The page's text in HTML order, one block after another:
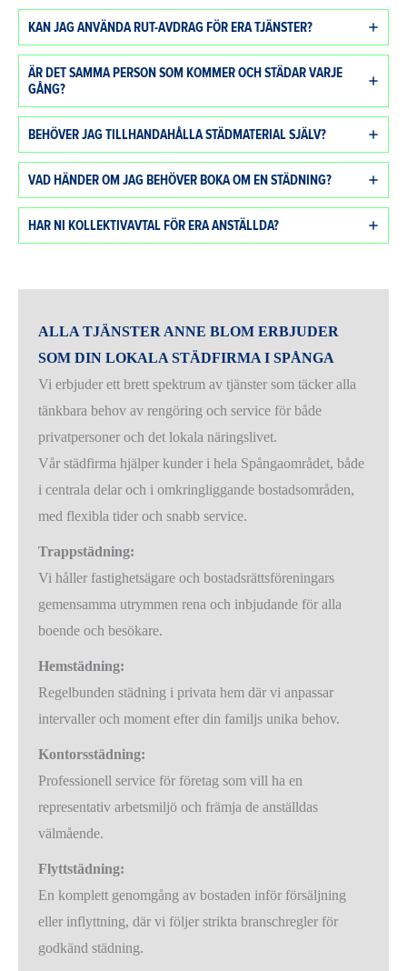
KAN JAG ANVÄNDA RUT-AVDRAG FÖR ERA TJÄNSTER?
ÄR DET SAMMA PERSON SOM KOMMER OCH STÄDAR VARJE
GÅNG?
BEHÖVER JAG TILLHANDAHÅLLA STÄDMATERIAL SJÄLV?
VAD HÄNDER OM JAG BEHÖVER BOKA OM EN STÄDNING?
HAR NI KOLLEKTIVAVTAL FÖR ERA ANSTÄLLDA?
ALLA TJÄNSTER ANNE BLOM ERBJUDER
SOM DIN LOKALA STÄDFIRMA I SPÅNGA
Vi erbjuder ett brett spektrum av tjänster som täcker alla
tänkbara behov av rengöring och service för både
privatpersoner och det lokala näringslivet.
Vår städfirma hjälper kunder i hela Spångaområdet, både
i centrala delar och i omkringliggande bostadsområden,
med flexibla tider och snabb service.
Trappstädning:
Vi håller fastighetsägare och bostadsrättsföreningars
gemensamma utrymmen rena och inbjudande för alla
boende och besökare.
Hemstädning:
Regelbunden städning i privata hem där vi anpassar
intervaller och moment efter din familjs unika behov.
Kontorsstädning:
Professionell service för företag som vill ha en
representativ arbetsmiljö och främja de anställdas
välmående.
Flyttstädning:
En komplett genomgång av bostaden inför försäljning
eller inflyttning, där vi följer strikta branschregler för
godkänd städning.